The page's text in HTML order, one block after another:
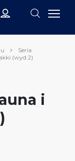
Seria
(wyd.2)
i